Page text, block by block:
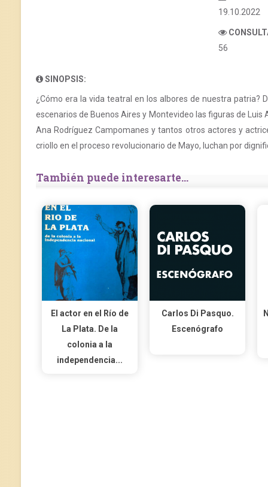
19.10.2022
56
SINOPSIS:
¿Cómo era la vida teatral en los albores de nuestra patria?
escenarios de Buenos Aires y Montevideo las figuras de
Ana Rodríguez Campomanes y tantos otros actores y
criollo en el proceso revolucionario de Mayo, luchan por
También puede interesarte...
El actor en el Río de
La Plata. De la
colonia a la
independencia...
Carlos Di Pasquo.
Escenógrafo